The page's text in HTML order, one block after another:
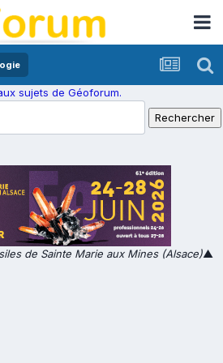
sujets de Géoforum.
de Sainte Marie aux Mines (Alsace)▲